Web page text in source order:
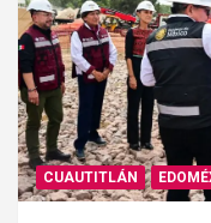
CUAUTITLÁN